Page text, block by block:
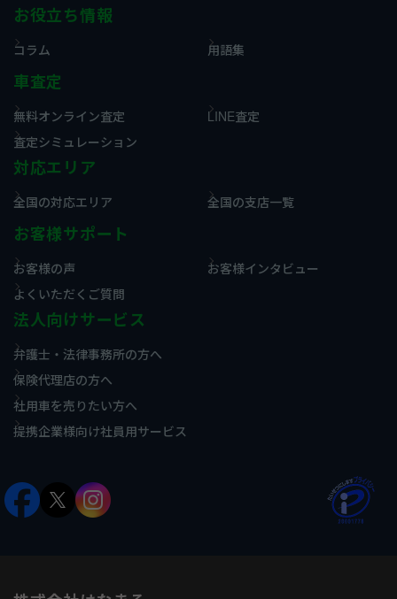
お役立ち情報
コラム 用語集
車査定
無料オンライン査定
LINE査定
査定シミュレーション
対応エリア
全国の対応エリア 全国の支店一覧
お客様サポート
お客様の声
お客様インタビュー
よくいただくご質問
法人向けサービス
弁護士・法律事務所の方へ
保険代理店の方へ
社用車を売りたい方へ
提携企業様向け社員用サービス